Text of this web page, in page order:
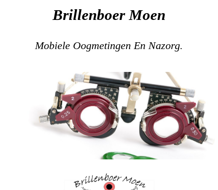
Brillenboer Moen
Mobiele Oogmetingen En Nazorg.